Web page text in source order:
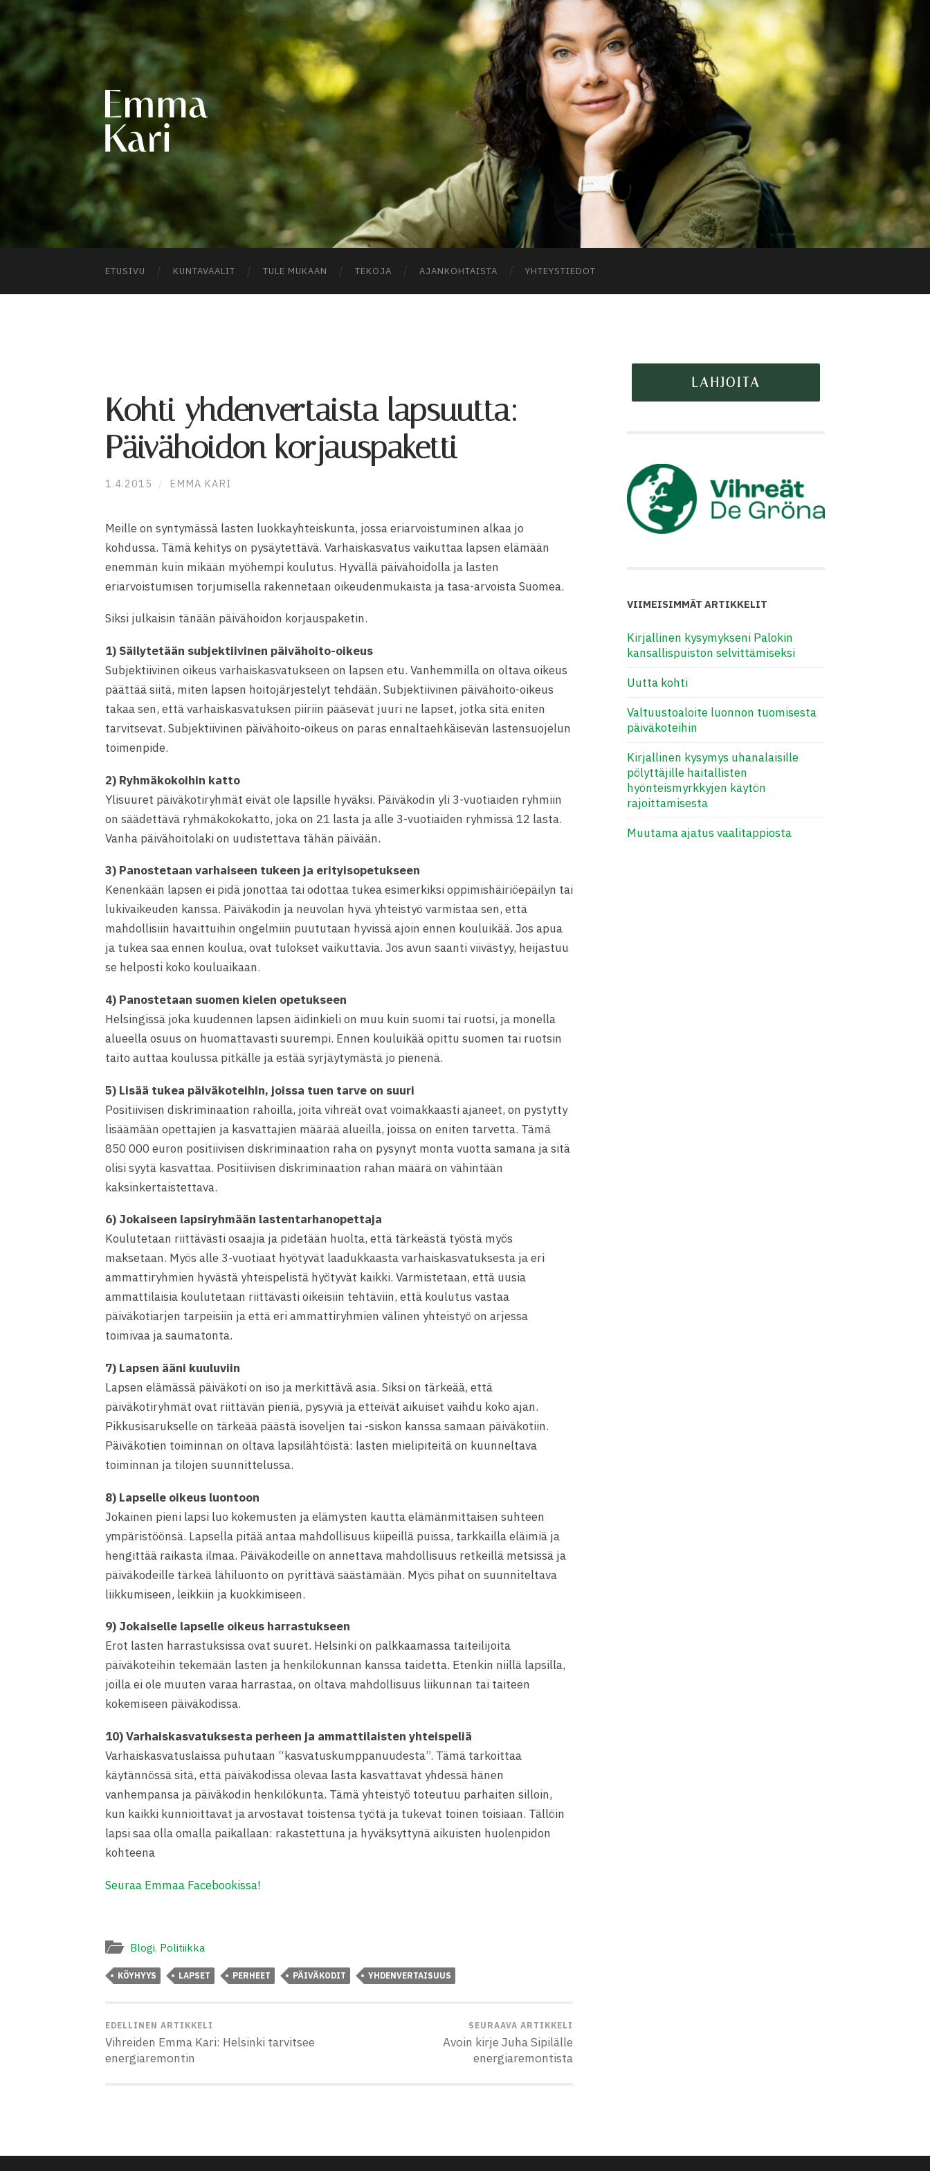
EMMA
KARI
ETUSIVU KUNTAVAALIT TULE MUKAAN TEKOJA AJANKOHTAISTA YHTEYSTIEDOT
Kohti yhdenvertaista lapsuutta:
Päivähoidon korjauspaketti
1.4.2015 / EMMA KARI
Meille on syntymässä lasten luokkayhteiskunta, jossa eriarvoistuminen alkaa jo
kohdussa. Tämä kehitys on pysäytettävä. Varhaiskasvatus vaikuttaa lapsen elämään
enemmän kuin mikään myöhempi koulutus. Hyvällä päivähoidolla ja lasten
eriarvoistumisen torjumisella rakennetaan oikeudenmukaista ja tasa-arvoista Suomea.
Siksi julkaisin tänään päivähoidon korjauspaketin.
1) Säilytetään subjektiivinen päivähoito-oikeus
Subjektiivinen oikeus varhaiskasvatukseen on lapsen etu. Vanhemmilla on oltava oikeus
päättää siitä, miten lapsen hoitojärjestelyt tehdään. Subjektiivinen päivähoito-oikeus
takaa sen, että varhaiskasvatuksen piiriin pääsevät juuri ne lapset, jotka sitä eniten
tarvitsevat. Subjektiivinen päivähoito-oikeus on paras ennaltaehkäisevän lastensuojelun
toimenpide.
2) Ryhmäkokoihin katto
Ylisuuret päiväkotiryhmät eivät ole lapsille hyväksi. Päiväkodin yli 3-vuotiaiden ryhmiin
on säädettävä ryhmäkokokatto, joka on 21 lasta ja alle 3-vuotiaiden ryhmissä 12 lasta.
Vanha päivähoitolaki on uudistettava tähän päivään.
3) Panostetaan varhaiseen tukeen ja erityisopetukseen
Kenenkään lapsen ei pidä jonottaa tai odottaa tukea esimerkiksi oppimishäiriöepäilyn tai
lukivaikeuden kanssa. Päiväkodin ja neuvolan hyvä yhteistyö varmistaa sen, että
mahdollisiin havaittuihin ongelmiin puututaan hyvissä ajoin ennen kouluikää. Jos apua
ja tukea saa ennen koulua, ovat tulokset vaikuttavia. Jos avun saanti viivästyy, heijastuu
se helposti koko kouluaikaan.
4) Panostetaan suomen kielen opetukseen
Helsingissä joka kuudennen lapsen äidinkieli on muu kuin suomi tai ruotsi, ja monella
alueella osuus on huomattavasti suurempi. Ennen kouluikää opittu suomen tai ruotsin
taito auttaa koulussa pitkälle ja estää syrjäytymästä jo pienenä.
5) Lisää tukea päiväkoteihin, joissa tuen tarve on suuri
Positiivisen diskriminaation rahoilla, joita vihreät ovat voimakkaasti ajaneet, on pystytty
lisäämään opettajien ja kasvattajien määrää alueilla, joissa on eniten tarvetta. Tämä
850 000 euron positiivisen diskriminaation raha on pysynyt monta vuotta samana ja sitä
olisi syytä kasvattaa. Positiivisen diskriminaation rahan määrä on vähintään
kaksinkertaistettava.
6) Jokaiseen lapsiryhmään lastentarhanopettaja
Koulutetaan riittävästi osaajia ja pidetään huolta, että tärkeästä työstä myös
maksetaan. Myös alle 3-vuotiaat hyötyvät laadukkaasta varhaiskasvatuksesta ja eri
ammattiryhmien hyvästä yhteispelistä hyötyvät kaikki. Varmistetaan, että uusia
ammattilaisia koulutetaan riittävästi oikeisiin tehtäviin, että koulutus vastaa
päiväkotiarjen tarpeisiin ja että eri ammattiryhmien välinen yhteistyö on arjessa
toimivaa ja saumatonta.
7) Lapsen ääni kuuluviin
Lapsen elämässä päiväkoti on iso ja merkittävä asia. Siksi on tärkeää, että
päiväkotiryhmät ovat riittävän pieniä, pysyviä ja etteivät aikuiset vaihdu koko ajan.
Pikkusisarukselle on tärkeää päästä isoveljen tai -siskon kanssa samaan päiväkotiin.
Päiväkotien toiminnan on oltava lapsilähtöistä: lasten mielipiteitä on kuunneltava
toiminnan ja tilojen suunnittelussa.
8) Lapselle oikeus luontoon
Jokainen pieni lapsi luo kokemusten ja elämysten kautta elämänmittaisen suhteen
ympäristöönsä. Lapsella pitää antaa mahdollisuus kiipeillä puissa, tarkkailla eläimiä ja
hengittää raikasta ilmaa. Päiväkodeille on annettava mahdollisuus retkeillä metsissä ja
päiväkodeille tärkeä lähiluonto on pyrittävä säästämään. Myös pihat on suunniteltava
liikkumiseen, leikkiin ja kuokkimiseen.
9) Jokaiselle lapselle oikeus harrastukseen
Erot lasten harrastuksissa ovat suuret. Helsinki on palkkaamassa taiteilijoita
päiväkoteihin tekemään lasten ja henkilökunnan kanssa taidetta. Etenkin niillä lapsilla,
joilla ei ole muuten varaa harrastaa, on oltava mahdollisuus liikunnan tai taiteen
kokemiseen päiväkodissa.
10) Varhaiskasvatuksesta perheen ja ammattilaisten yhteispeliä
Varhaiskasvatuslaissa puhutaan “kasvatuskumppanuudesta”. Tämä tarkoittaa
käytännössä sitä, että päiväkodissa olevaa lasta kasvattavat yhdessä hänen
vanhempansa ja päiväkodin henkilökunta. Tämä yhteistyö toteutuu parhaiten silloin,
kun kaikki kunnioittavat ja arvostavat toistensa työtä ja tukevat toinen toisiaan. Tällöin
lapsi saa olla omalla paikallaan: rakastettuna ja hyväksyttynä aikuisten huolenpidon
kohteena
Seuraa Emmaa Facebookissa!
Blogi, Politiikka
KÖYHYYS LAPSET PERHEET PÄIVÄKODIT YHDENVERTAISUUS
EDELLINEN ARTIKKELI
Vihreiden Emma Kari: Helsinki tarvitsee
energiaremontin
SEURAAVA ARTIKKELI
Avoin kirje Juha Sipilälle
energiaremontista
VIIMEISIMMÄT ARTIKKELIT
Kirjallinen kysymykseni Palokin
kansallispuiston selvittämiseksi
Uutta kohti
Valtuustoaloite luonnon tuomisesta
päiväkoteihin
Kirjallinen kysymys uhanalaisille
pölyttäjille haitallisten
hyönteismyrkkyjen käytön
rajoittamisesta
Muutama ajatus vaalitappiosta